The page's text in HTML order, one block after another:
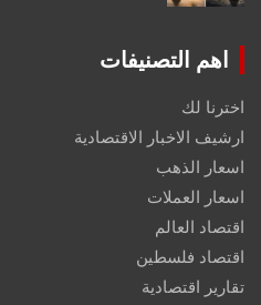
اهم التصنيفات
اخترنا لك
ارشيف الاخبار الاقتصادية
اسعار الذهب
اسعار العملات
اقتصاد العالم
اقتصاد فلسطين
تقارير اقتصادية